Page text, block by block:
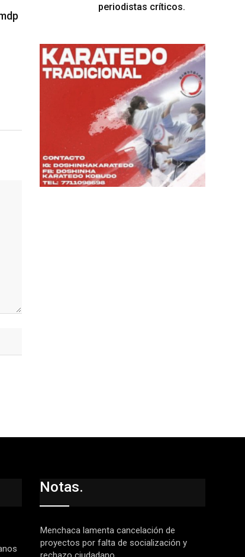
periodistas críticos.
Notas.
Menchaca lamenta cancelación de
proyectos por falta de socialización y